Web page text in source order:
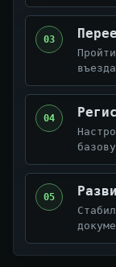
03
04
05